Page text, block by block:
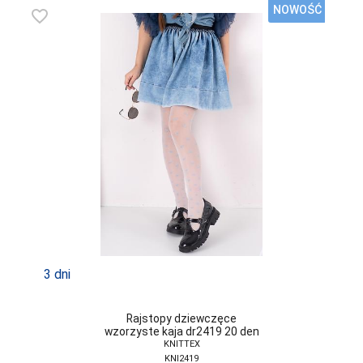
ATTRACTIVE
AURELLIE
AVA
BABELL
BABELLA
BAS BLEU
BE SNAZZY
BELLA SECRET
C3-SABANA
favorite_border NOWOŚĆ
3 dni
Rajstopy dziewczęce
wzorzyste kaja dr2419 20 den
KNITTEX
KNI2419